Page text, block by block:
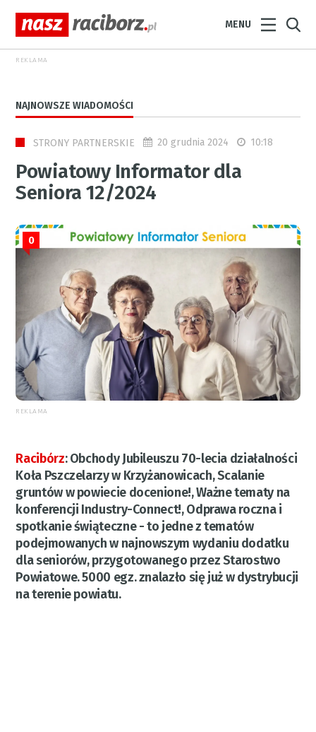
MENU
REKLAMA
NAJNOWSZE WIADOMOŚCI
STRONY PARTNERSKIE 20 grudnia 2024 10:18
Powiatowy Informator dla
Seniora 12/2024
0
REKLAMA
Racibórz:Obchody Jubileuszu 70-lecia działalności
Koła Pszczelarzy w Krzyżanowicach, Scalanie
gruntów w powiecie docenione!, Ważne tematy na
konferencji Industry-Connect!, Odprawa roczna i
spotkanie świąteczne - to jedne z tematów
podejmowanych w najnowszym wydaniu dodatku
dla seniorów, przygotowanego przez Starostwo
Powiatowe. 5000 egz. znalazło się już w dystrybucji
na terenie powiatu.